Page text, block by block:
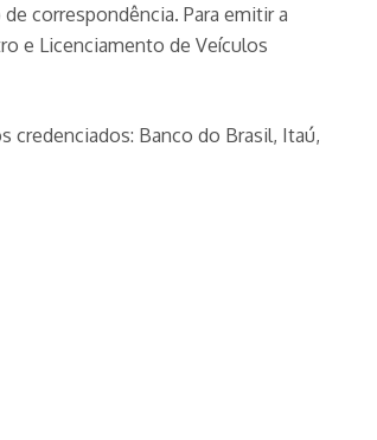
correspondência. Para emitir a
e Licenciamento de Veículos
credenciados: Banco do Brasil, Itaú,